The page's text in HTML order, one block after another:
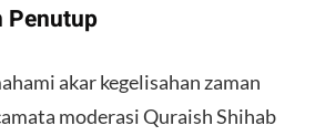
Penutup
akar kegelisahan zaman
moderasi Quraish Shihab